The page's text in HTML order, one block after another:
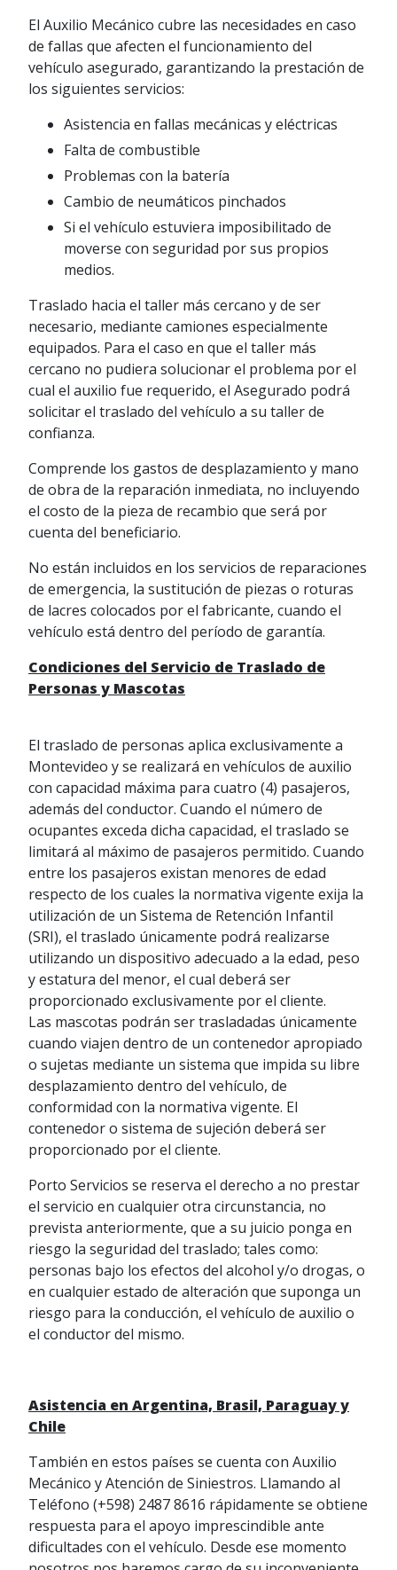
El Auxilio Mecánico cubre las necesidades en caso
de fallas que afecten el funcionamiento del
vehículo asegurado, garantizando la prestación de
los siguientes servicios:
Asistencia en fallas mecánicas y eléctricas
Falta de combustible
Problemas con la batería
Cambio de neumáticos pinchados
Si el vehículo estuviera imposibilitado de
moverse con seguridad por sus propios
medios.
Traslado hacia el taller más cercano y de ser
necesario, mediante camiones especialmente
equipados. Para el caso en que el taller más
cercano no pudiera solucionar el problema por el
cual el auxilio fue requerido, el Asegurado podrá
solicitar el traslado del vehículo a su taller de
confianza.
Comprende los gastos de desplazamiento y mano
de obra de la reparación inmediata, no incluyendo
el costo de la pieza de recambio que será por
cuenta del beneficiario.
No están incluidos en los servicios de reparaciones
de emergencia, la sustitución de piezas o roturas
de lacres colocados por el fabricante, cuando el
vehículo está dentro del período de garantía.
Condiciones del Servicio de Traslado de
Personas y Mascotas
El traslado de personas aplica exclusivamente a
Montevideo y se realizará en vehículos de auxilio
con capacidad máxima para cuatro (4) pasajeros,
además del conductor. Cuando el número de
ocupantes exceda dicha capacidad, el traslado se
limitará al máximo de pasajeros permitido. Cuando
entre los pasajeros existan menores de edad
respecto de los cuales la normativa vigente exija la
utilización de un Sistema de Retención Infantil
(SRI), el traslado únicamente podrá realizarse
utilizando un dispositivo adecuado a la edad, peso
y estatura del menor, el cual deberá ser
proporcionado exclusivamente por el cliente.
Las mascotas podrán ser trasladadas únicamente
cuando viajen dentro de un contenedor apropiado
o sujetas mediante un sistema que impida su libre
desplazamiento dentro del vehículo, de
conformidad con la normativa vigente. El
contenedor o sistema de sujeción deberá ser
proporcionado por el cliente.
Porto Servicios se reserva el derecho a no prestar
el servicio en cualquier otra circunstancia, no
prevista anteriormente, que a su juicio ponga en
riesgo la seguridad del traslado; tales como:
personas bajo los efectos del alcohol y/o drogas, o
en cualquier estado de alteración que suponga un
riesgo para la conducción, el vehículo de auxilio o
el conductor del mismo.
Asistencia en Argentina, Brasil, Paraguay y
Chile
También en estos países se cuenta con Auxilio
Mecánico y Atención de Siniestros. Llamando al
Teléfono (+598) 2487 8616 rápidamente se obtiene
respuesta para el apoyo imprescindible ante
dificultades con el vehículo. Desde ese momento